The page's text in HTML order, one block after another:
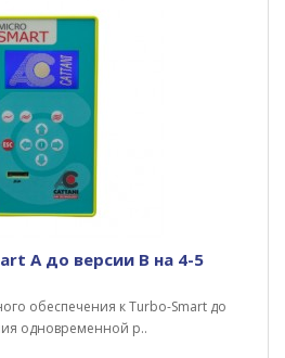
A до версии B на 4-5
обеспечения к Turbo-Smart до
одновременной р..